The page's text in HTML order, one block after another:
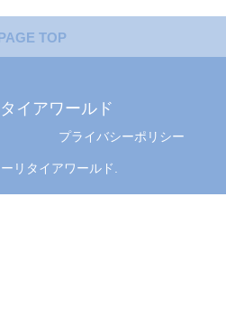
TOP
イアワールド
プライバシーポリシー
リタイアワールド.